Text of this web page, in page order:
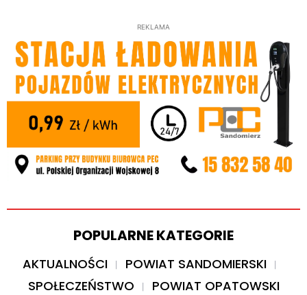
REKLAMA
POPULARNE KATEGORIE
AKTUALNOŚCI
POWIAT SANDOMIERSKI
SPOŁECZEŃSTWO
POWIAT OPATOWSKI